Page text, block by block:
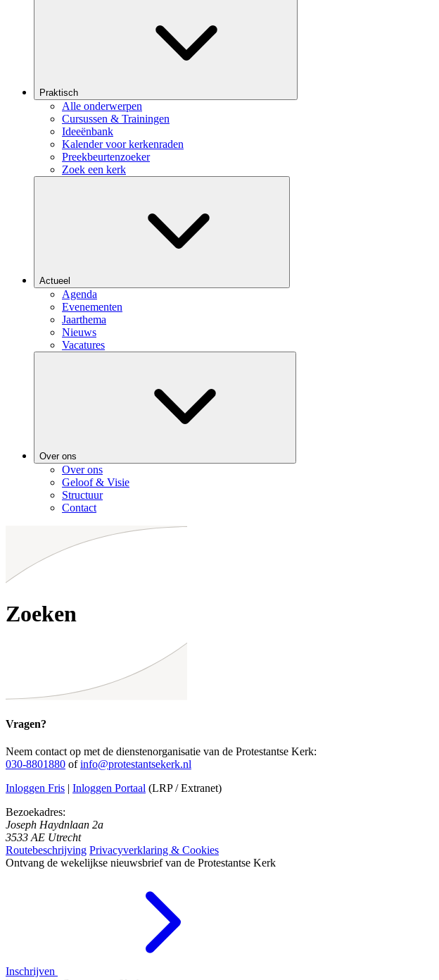
Praktisch
Alle onderwerpen
Cursussen & Trainingen
Ideeënbank
Kalender voor kerkenraden
Preekbeurtenzoeker
Zoek een kerk
Actueel
Agenda
Evenementen
Jaarthema
Nieuws
Vacatures
Over ons
Over ons
Geloof & Visie
Structuur
Contact
Zoeken
Vragen?
Neem contact op met de dienstenorganisatie van de Protestantse Kerk:
030-8801880 ofinfo@protestantsekerk.nl
Inloggen Fris | Inloggen Portaal (LRP / Extranet)
Bezoekadres:
Joseph Haydnlaan 2a
3533 AE Utrecht
Routebeschrijving Privacyverklaring & Cookies
Ontvang de wekelijkse nieuwsbrief van de Protestantse Kerk
Inschrijven